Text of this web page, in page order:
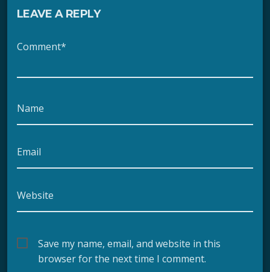
LEAVE A REPLY
Comment*
Name
Email
Website
Save my name, email, and website in this
browser for the next time I comment.